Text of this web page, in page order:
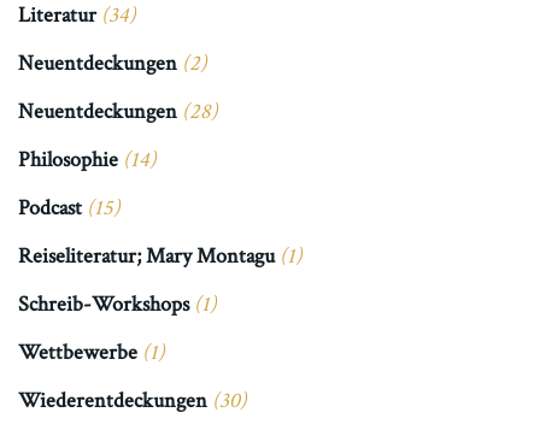
Literatur(34)
Neuentdeckungen (2)
Neuentdeckungen (28)
Philosophie (14)
Podcast (15)
Reiseliteratur; Mary Montagu(1)
Schreib-Workshops(1)
Wettbewerbe (1)
Wiederentdeckungen (30)